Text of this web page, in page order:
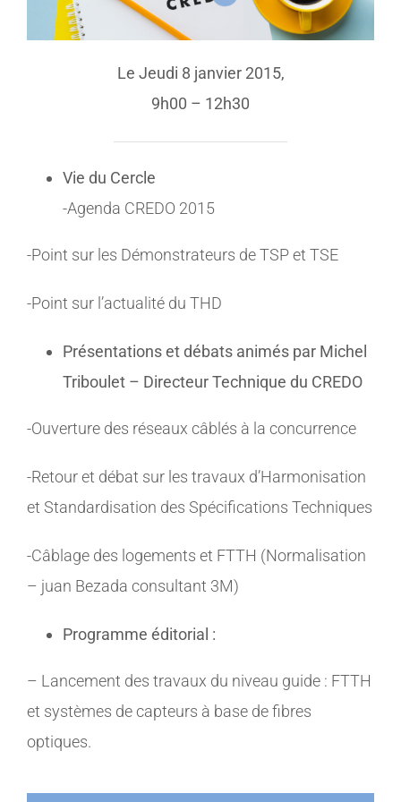
Le Jeudi ­8 janvier 2015,
9h00 – 12h30
Vie du Cercle
-Agenda CREDO 2015
-Point sur les Démonstrateurs de TSP et TSE
-Point sur l’actualité du THD
Présentations et débats animés par Michel
Triboulet – Directeur Technique du CREDO
-Ouverture des réseaux câblés à la concurrence
-Retour et débat sur les travaux d’Harmonisation
et Standardisation des Spécifications Techniques
-Câblage des logements et FTTH (Normalisation
– juan Bezada consultant 3M)
Programme éditorial :
– Lancement des travaux du niveau guide : FTTH
et systèmes de capteurs à base de fibres
optiques.